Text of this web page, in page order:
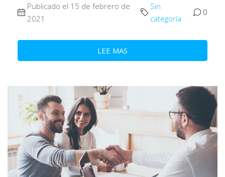
Publicado el 15 de febrero de
2021
Sin
categoría
0
LEE MAS